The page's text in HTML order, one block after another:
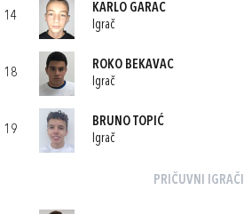
14
KARLO GARAC
Igrač
18
ROKO BEKAVAC
Igrač
19
BRUNO TOPIĆ
Igrač
PRIČUVNI IGRAČI